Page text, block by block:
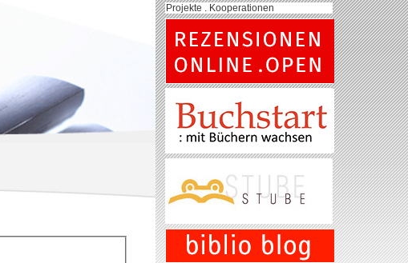
Projekte . Kooperationen